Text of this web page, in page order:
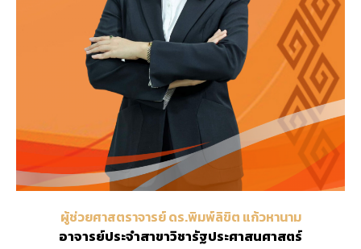
ผู้ช่วยศาสตราจารย์ ดร.พิมพ์ลิขิต แก้วหานาม
อาจารย์ประจำสาขาวิชารัฐประศาสนศาสตร์